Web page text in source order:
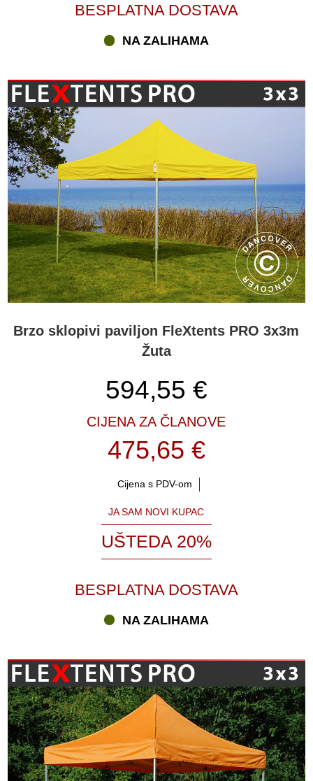
BESPLATNA DOSTAVA
NA ZALIHAMA
Brzo sklopivi paviljon FleXtents PRO 3x3m
Žuta
594,55 €
CIJENA ZA ČLANOVE
475,65 €
Cijena s PDV-om
JA SAM NOVI KUPAC
UŠTEDA 20%
BESPLATNA DOSTAVA
NA ZALIHAMA